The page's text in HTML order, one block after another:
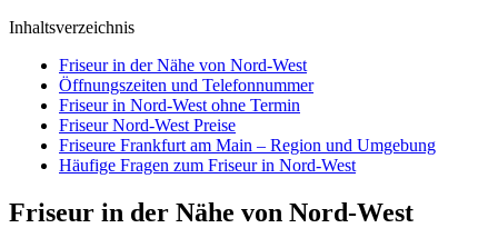
Inhaltsverzeichnis
Friseur in der Nähe von Nord-West
Öffnungszeiten und Telefonnummer
Friseur in Nord-West ohne Termin
Friseur Nord-West Preise
Friseure Frankfurt am Main – Region und Umgebung
Häufige Fragen zum Friseur in Nord-West
Friseur in der Nähe von Nord-West